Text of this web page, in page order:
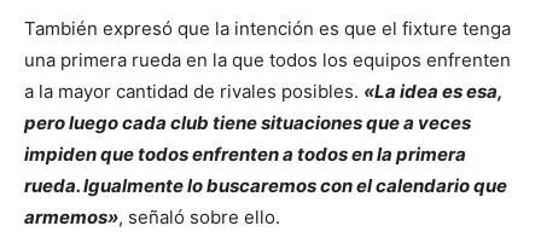
También expresó que la intención es que el fixture tenga
una primera rueda en la que todos los equipos enfrenten
a la mayor cantidad de rivales posibles. «La idea es esa,
pero luego cada club tiene situaciones que a veces
impiden que todos enfrenten a todos en la primera
rueda. Igualmente lo buscaremos con el calendario que
armemos», señaló sobre ello.